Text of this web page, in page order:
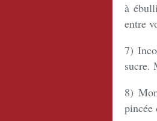
à
entre
7)
sucre.
8)
pincée